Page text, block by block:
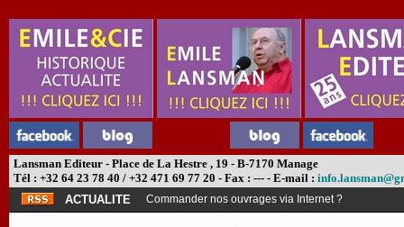
Lansman Editeur - Place de La Hestre , 19 - B-7170 Manage
Tél : +32 64 23 78 40 / +32 471 69 77 20 - Fax : --- - E-mail :
ACTUALITE
Commander nos ouvrages via Internet ?